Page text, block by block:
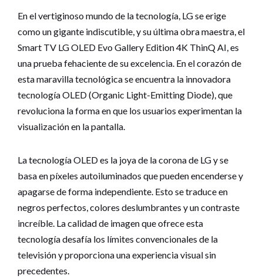
En el vertiginoso mundo de la tecnología, LG se erige
como un gigante indiscutible, y su última obra maestra, el
Smart TV LG OLED Evo Gallery Edition 4K ThinQ AI, es
una prueba fehaciente de su excelencia. En el corazón de
esta maravilla tecnológica se encuentra la innovadora
tecnología OLED (Organic Light-Emitting Diode), que
revoluciona la forma en que los usuarios experimentan la
visualización en la pantalla.
La tecnología OLED es la joya de la corona de LG y se
basa en píxeles autoiluminados que pueden encenderse y
apagarse de forma independiente. Esto se traduce en
negros perfectos, colores deslumbrantes y un contraste
increíble. La calidad de imagen que ofrece esta
tecnología desafía los límites convencionales de la
televisión y proporciona una experiencia visual sin
precedentes.